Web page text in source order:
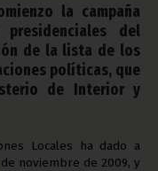
la campaña
del
de la lista de los
políticas, que
de Interior y
Locales ha dado a
noviembre de 2009, y